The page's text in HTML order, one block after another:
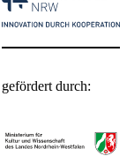
gefördert durch:​